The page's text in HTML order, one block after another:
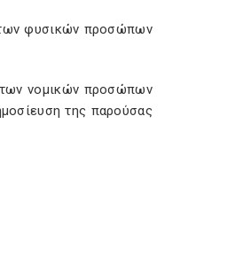
φυσικών προσώπων
νομικών προσώπων
της παρούσας